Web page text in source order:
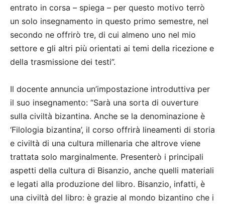
entrato in corsa – spiega – per questo motivo terrò
un solo insegnamento in questo primo semestre, nel
secondo ne offrirò tre, di cui almeno uno nel mio
settore e gli altri più orientati ai temi della ricezione e
della trasmissione dei testi”.
Il docente annuncia un’impostazione introduttiva per
il suo insegnamento: “Sarà una sorta di ouverture
sulla civiltà bizantina. Anche se la denominazione è
‘Filologia bizantina’, il corso offrirà lineamenti di storia
e civiltà di una cultura millenaria che altrove viene
trattata solo marginalmente. Presenterò i principali
aspetti della cultura di Bisanzio, anche quelli materiali
e legati alla produzione del libro. Bisanzio, infatti, è
una civiltà del libro: è grazie al mondo bizantino che i